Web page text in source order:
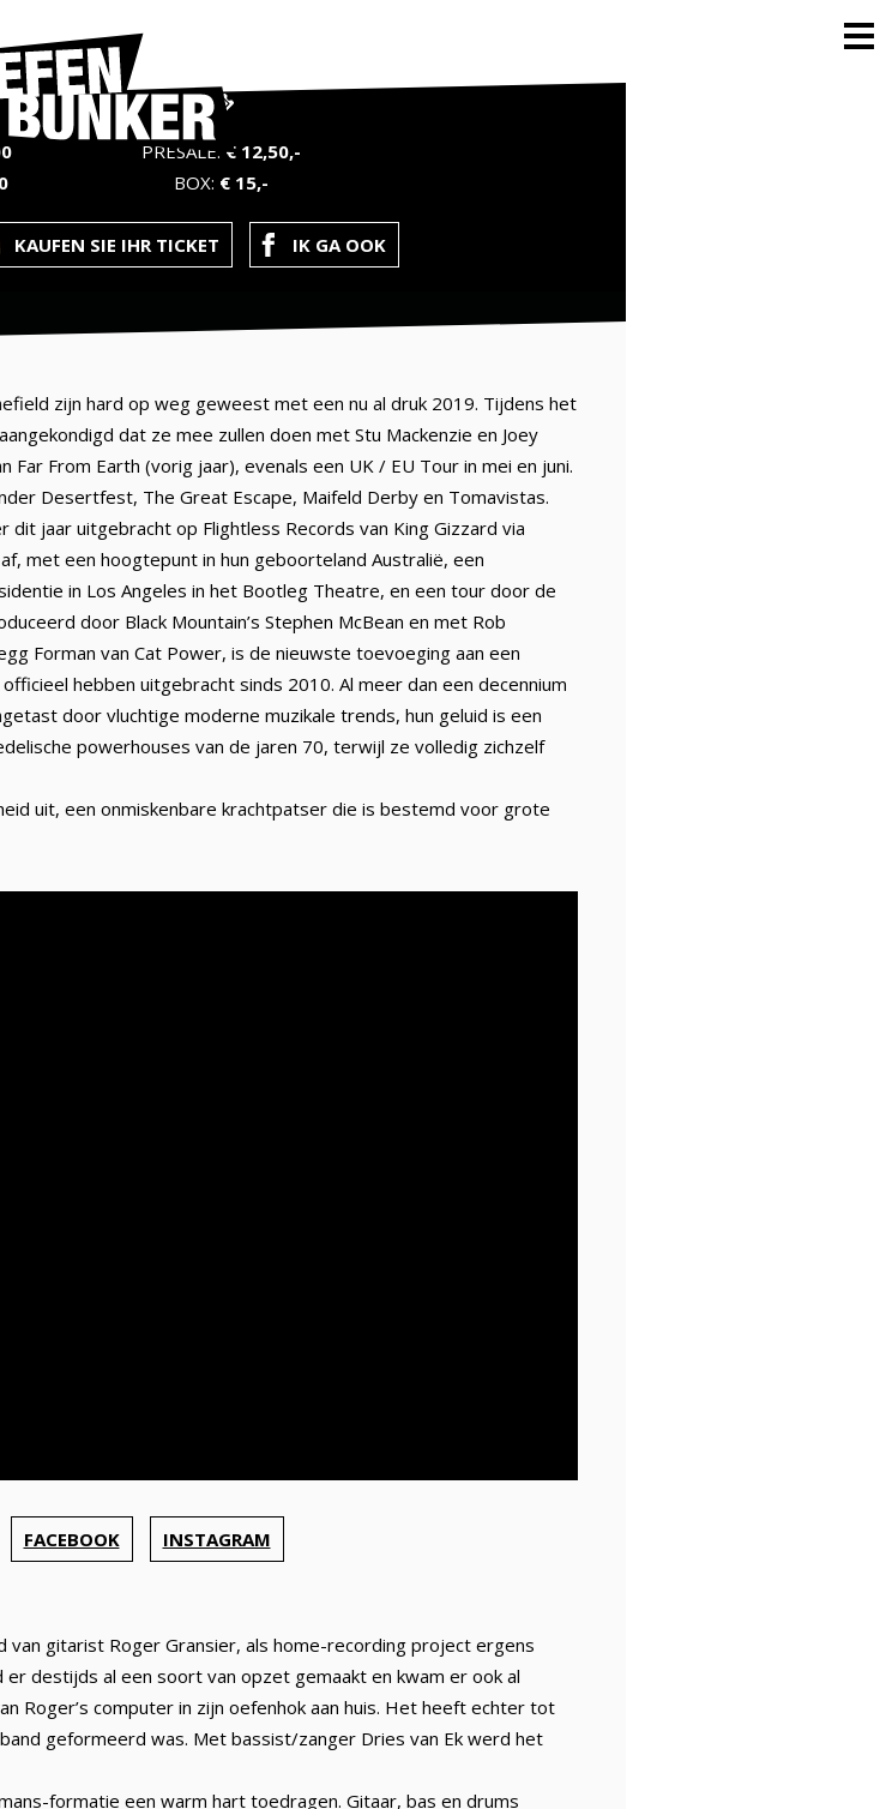
PRESALE: € 12,50,-
BOX: € 15,-
KAUFEN SIE IHR TICKET IK GA OOK
zijn hard op weg geweest met een nu al druk 2019. Tijdens het
dat ze mee zullen doen met Stu Mackenzie en Joey
Far From Earth (vorig jaar), evenals een UK / EU Tour in mei en juni.
Desertfest, The Great Escape, Maifeld Derby en Tomavistas.
jaar uitgebracht op Flightless Records van King Gizzard via
met een hoogtepunt in hun geboorteland Australië, een
in Los Angeles in het Bootleg Theatre, en een tour door de
door Black Mountain’s Stephen McBean en met Rob
Forman van Cat Power, is de nieuwste toevoeging aan een
hebben uitgebracht sinds 2010. Al meer dan een decennium
door vluchtige moderne muzikale trends, hun geluid is een
powerhouses van de jaren 70, terwijl ze volledig zichzelf
uit, een onmiskenbare krachtpatser die is bestemd voor grote
FACEBOOK INSTAGRAM
gitarist Roger Gransier, als home-recording project ergens
destijds al een soort van opzet gemaakt en kwam er ook al
Roger’s computer in zijn oefenhok aan huis. Het heeft echter tot
geformeerd was. Met bassist/zanger Dries van Ek werd het
formatie een warm hart toedragen. Gitaar, bas en drums